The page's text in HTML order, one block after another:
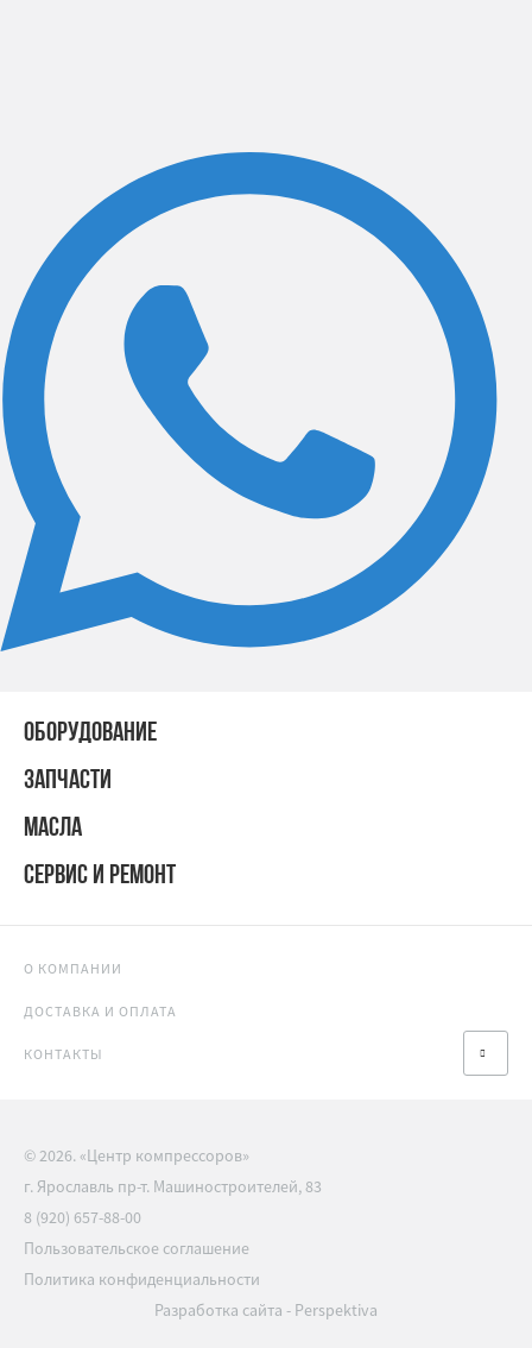
ОБОРУДОВАНИЕ
ЗАПЧАСТИ
МАСЛА
СЕРВИС И РЕМОНТ
О КОМПАНИИ
ДОСТАВКА И ОПЛАТА
КОНТАКТЫ
© 2026. «Центр компрессоров»
г. Ярославль пр-т. Машиностроителей, 83
8 (920) 657-88-00
Пользовательское соглашение
Политика конфиденциальности
Разработка сайта - Perspektiva